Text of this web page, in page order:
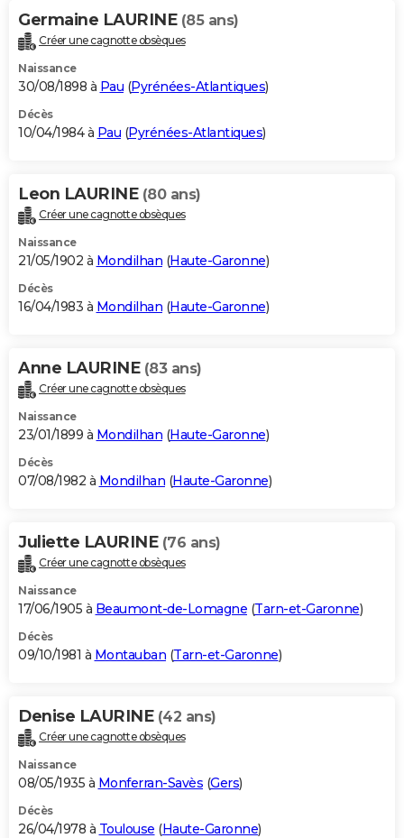
Germaine LAURINE (85 ans)
Créer une cagnotte obsèques
Naissance
30/08/1898 à Pau (Pyrénées-Atlantiques)
Décès
10/04/1984 à Pau (Pyrénées-Atlantiques)
Leon LAURINE (80 ans)
Créer une cagnotte obsèques
Naissance
21/05/1902 à Mondilhan (Haute-Garonne)
Décès
16/04/1983 à Mondilhan (Haute-Garonne)
Anne LAURINE (83 ans)
Créer une cagnotte obsèques
Naissance
23/01/1899 à Mondilhan (Haute-Garonne)
Décès
07/08/1982 à Mondilhan (Haute-Garonne)
Juliette LAURINE (76 ans)
Créer une cagnotte obsèques
Naissance
17/06/1905 à Beaumont-de-Lomagne (Tarn-et-Garonne)
Décès
09/10/1981 à Montauban (Tarn-et-Garonne)
Denise LAURINE (42 ans)
Créer une cagnotte obsèques
Naissance
08/05/1935 à Monferran-Savès (Gers)
Décès
26/04/1978 à Toulouse (Haute-Garonne)